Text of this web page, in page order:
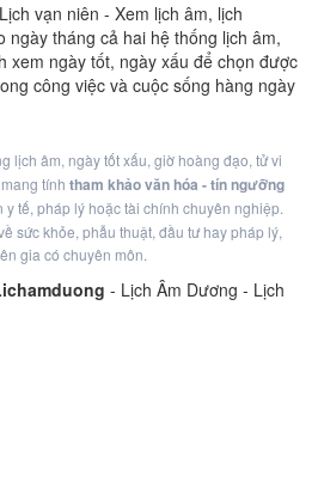
vạn niên - Xem lịch âm, lịch
ngày tháng cả hai hệ thống lịch âm,
xem ngày tốt, ngày xấu để chọn được
công việc và cuộc sống hàng ngày
lịch âm, ngày tốt xấu, giờ hoàng đạo, tử vi
tính tham khảo văn hóa - tín ngưỡng
y tế, pháp lý hoặc tài chính chuyên nghiệp.
sức khỏe, phẫu thuật, đầu tư hay pháp lý,
gia có chuyên môn.
- Lịch Âm Dương - Lịch